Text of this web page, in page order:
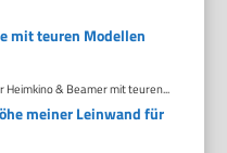
mit teuren Modellen
& Beamer mit teuren...
meiner Leinwand für